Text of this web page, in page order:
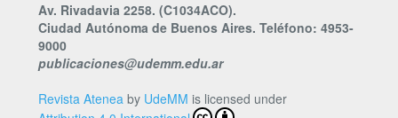
Av. Rivadavia 2258. (C1034ACO).
Ciudad Autónoma de Buenos Aires. Teléfono: 4953-
9000
publicaciones@udemm.edu.ar
Revista Atenea by UdeMM is licensed under